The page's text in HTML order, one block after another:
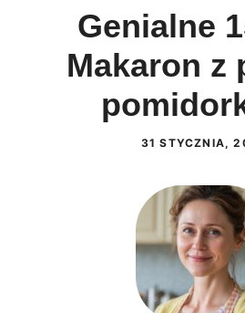
Genialne
Makaron z
31 STYCZNIA,